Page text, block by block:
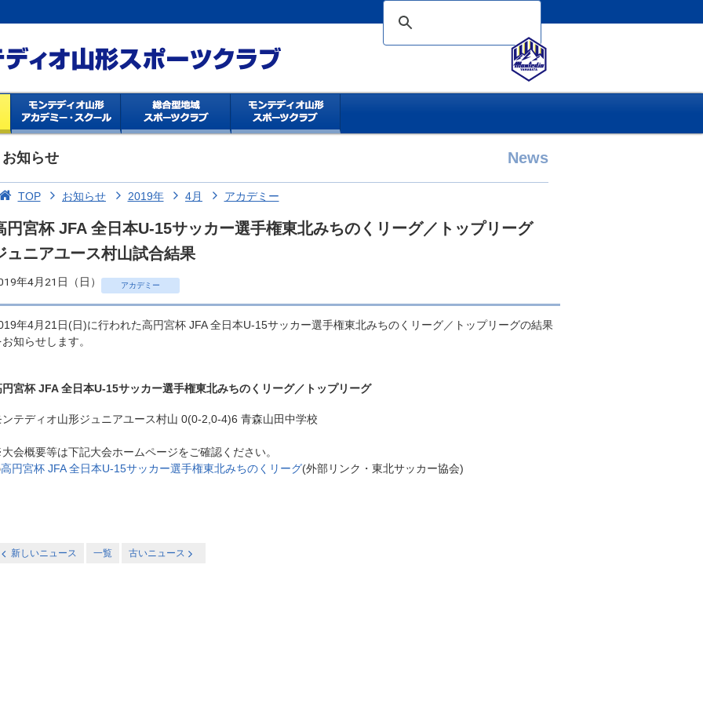
お知らせ News
TOP お知らせ 2019年 4月 アカデミー
円宮杯 JFA 全日本U-15サッカー選手権東北みちのくリーグ／トップリーグ
ュニアユース村山試合結果
年4月21日（日） アカデミー
年4月21日(日)に行われた高円宮杯 JFA 全日本U-15サッカー選手権東北みちのくリーグ／トップリーグの結果
知らせします。
円宮杯 JFA 全日本U-15サッカー選手権東北みちのくリーグ／トップリーグ
ンテディオ山形ジュニアユース村山 0(0-2,0-4)6 青森山田中学校
会概要等は下記大会ホームページをご確認ください。
高円宮杯 JFA 全日本U-15サッカー選手権東北みちのくリーグ(外部リンク・東北サッカー協会)
新しいニュース 一覧 古いニュース